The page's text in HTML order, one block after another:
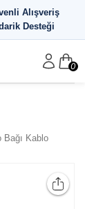
Alışveriş
Desteği
0
Kablo